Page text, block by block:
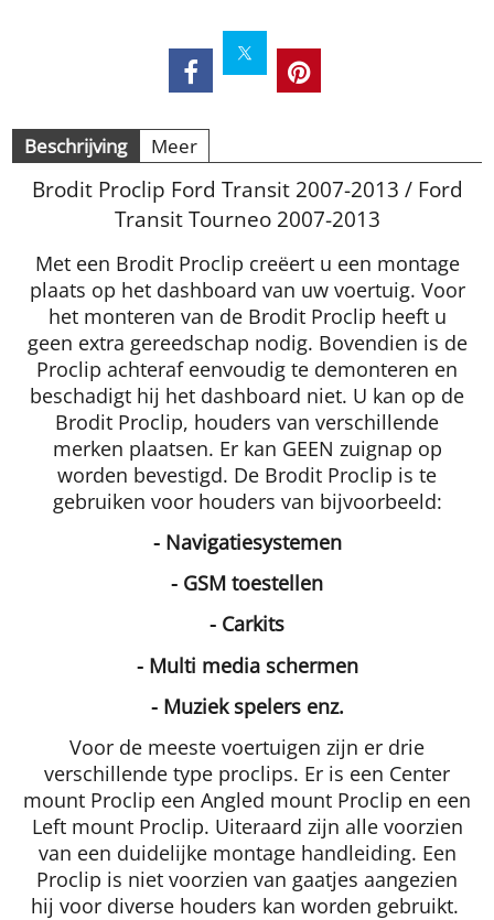
Beschrijving Meer
Brodit Proclip Ford Transit 2007-2013 / Ford
Transit Tourneo 2007-2013
Met een Brodit Proclip creëert u een montage
plaats op het dashboard van uw voertuig. Voor
het monteren van de Brodit Proclip heeft u
geen extra gereedschap nodig. Bovendien is de
Proclip achteraf eenvoudig te demonteren en
beschadigt hij het dashboard niet. U kan op de
Brodit Proclip, houders van verschillende
merken plaatsen. Er kan GEEN zuignap op
worden bevestigd. De Brodit Proclip is te
gebruiken voor houders van bijvoorbeeld:
- Navigatiesystemen
- GSM toestellen
- Carkits
- Multi media schermen
- Muziek spelers enz.
Voor de meeste voertuigen zijn er drie
verschillende type proclips. Er is een Center
mount Proclip een Angled mount Proclip en een
Left mount Proclip. Uiteraard zijn alle voorzien
van een duidelijke montage handleiding. Een
Proclip is niet voorzien van gaatjes aangezien
hij voor diverse houders kan worden gebruikt.